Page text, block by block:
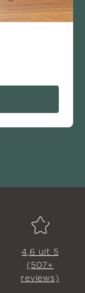
4,6 uit 5
(507+
reviews)